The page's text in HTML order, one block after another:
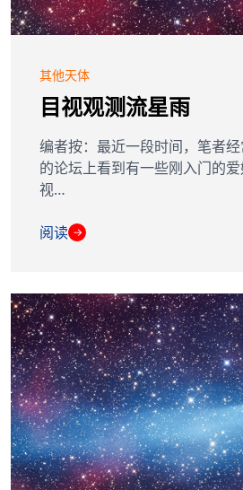
其他天体
目视观测流星雨
编者按：最近一段时间，笔者
的论坛上看到有一些刚入门的
视…
阅读 →